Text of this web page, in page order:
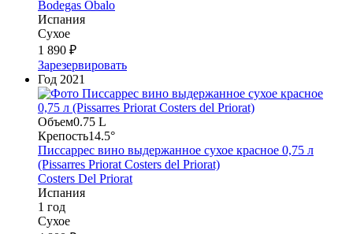
Bodegas Obalo
Испания
Сухое
1 890 ₽
Зарезервировать
Год 2021
Объем0.75 L
Крепость14.5°
Писсаррес вино выдержанное сухое красное 0,75 л
(Pissarres Priorat Costers del Priorat)
Costers Del Priorat
Испания
1 год
Сухое